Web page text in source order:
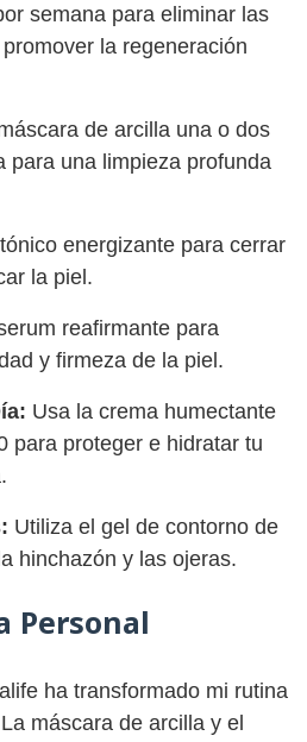
semana para eliminar las
la regeneración
de arcilla una o dos
para una limpieza profunda
energizante para cerrar
la piel.
reafirmante para
y firmeza de la piel.
Usa la crema humectante
para proteger e hidratar tu
Utiliza el gel de contorno de
hinchazón y las ojeras.
Personal
ha transformado mi rutina
máscara de arcilla y el